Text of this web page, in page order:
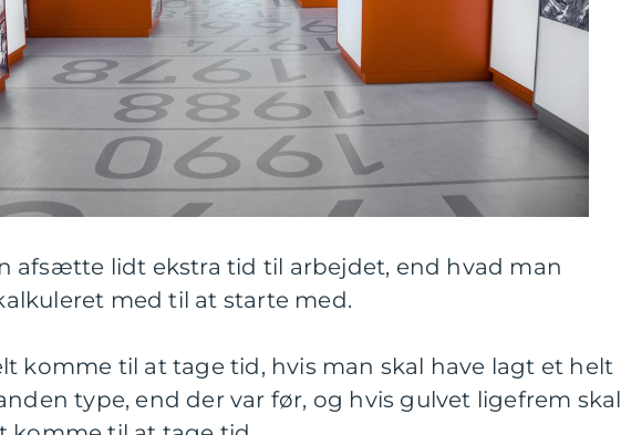
afsætte lidt ekstra tid til arbejdet, end hvad man
med til at starte med.
komme til at tage tid, hvis man skal have lagt et helt
type, end der var før, og hvis gulvet ligefrem skal